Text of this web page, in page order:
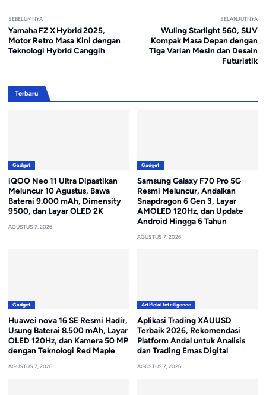
SEBELUMNYA
Yamaha FZ X Hybrid 2025,
Motor Retro Masa Kini dengan
Teknologi Hybrid Canggih
SELANJUTNYA
Wuling Starlight 560, SUV
Kompak Masa Depan dengan
Tiga Varian Mesin dan Desain
Futuristik
Terbaru
Gadget
iQOO Neo 11 Ultra Dipastikan
Meluncur 10 Agustus, Bawa
Baterai 9.000 mAh, Dimensity
9500, dan Layar OLED 2K
AGUSTUS 7, 2026
Gadget
Samsung Galaxy F70 Pro 5G
Resmi Meluncur, Andalkan
Snapdragon 6 Gen 3, Layar
AMOLED 120Hz, dan Update
Android Hingga 6 Tahun
AGUSTUS 7, 2026
Gadget
Huawei nova 16 SE Resmi Hadir,
Usung Baterai 8.500 mAh, Layar
OLED 120Hz, dan Kamera 50 MP
dengan Teknologi Red Maple
AGUSTUS 7, 2026
Artificial Intelligence
Aplikasi Trading XAUUSD
Terbaik 2026, Rekomendasi
Platform Andal untuk Analisis
dan Trading Emas Digital
AGUSTUS 7, 2026